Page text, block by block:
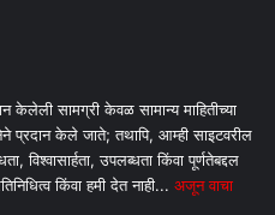
सामग्री केवळ सामान्य माहितीच्या
प्रदान केले जाते; तथापि, आम्ही साइटवरील
विश्वासार्हता, उपलब्धता किंवा पूर्णतेबद्दल
किंवा हमी देत ​​नाही... अजून वाचा